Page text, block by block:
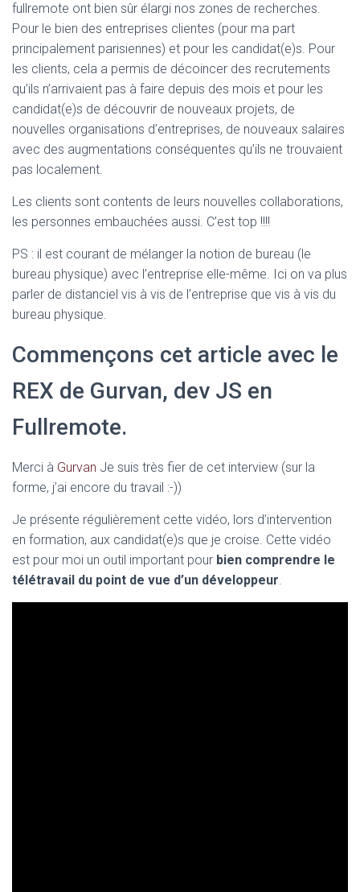
fullremote ont bien sûr élargi nos zones de recherches.
Pour le bien des entreprises clientes (pour ma part
principalement parisiennes) et pour les candidat(e)s. Pour
les clients, cela a permis de décoincer des recrutements
qu’ils n’arrivaient pas à faire depuis des mois et pour les
candidat(e)s de découvrir de nouveaux projets, de
nouvelles organisations d’entreprises, de nouveaux salaires
avec des augmentations conséquentes qu’ils ne trouvaient
pas localement.
Les clients sont contents de leurs nouvelles collaborations,
les personnes embauchées aussi. C’est top !!!!
PS : il est courant de mélanger la notion de bureau (le
bureau physique) avec l’entreprise elle-même. Ici on va plus
parler de distanciel vis à vis de l’entreprise que vis à vis du
bureau physique.
Commençons cet article avec le
REX de Gurvan, dev JS en
Fullremote.
Merci à Gurvan Je suis très fier de cet interview (sur la
forme, j’ai encore du travail :-))
Je présente régulièrement cette vidéo, lors d’intervention
en formation, aux candidat(e)s que je croise. Cette vidéo
est pour moi un outil important pour bien comprendre le
télétravail du point de vue d’un développeur.